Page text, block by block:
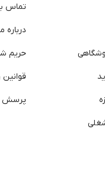
تماس
درباره
حریم
پرسش